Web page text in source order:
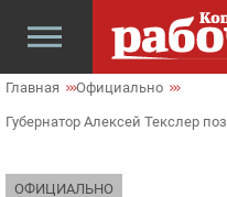
Главная Официально
Губернатор Алексей Текслер
ОФИЦИАЛЬНО